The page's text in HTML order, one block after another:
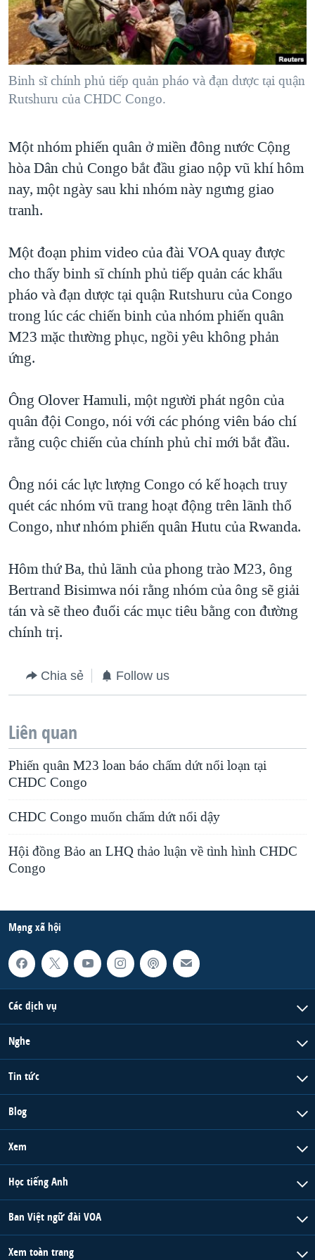
"Tìm"NGƯỜI VIỆT HẢI NGOẠI
ĐỜI SỐNG
KINH TẾ
VĂN HOÁ
THỂ THAO
GIÁO DỤC
TẠI
HÀNH TRÌNH BẦU CỬ 2024
MỘT NĂM CHIẾN TRANH TẠI DẢI GAZA
GIẢI MÃ VÀNH ĐAI & CON ĐƯỜNG
NGÀY TỊ NẠN THẾ GIỚI
GROUND ZERO – XƯA VÀ NAY
CÁC GIÁ TRỊ CỘNG HÒA Ở VIỆT NAM
TRỊNH VĨNH BÌNH VS. CHÍNH PHỦ VIỆT NAM
NGƯ DÂN VIỆT VÀ LÀN SÓNG TRỘM HẢI SÂM
BÊN KIA QUỐC LỘ: TIẾNG VỌNG TỪ NÔNG THÔN MỸ
QUAN HỆ VIỆT MỸ
VIDEO
NGHE
MẠNG XÃ HỘI
Ngôn ngữ khác
Binh sĩ chính phủ tiếp quản pháo và đạn dược tại quận
Rutshuru của CHDC Congo.
Một nhóm phiến quân ở miền đông nước Cộng
hòa Dân chủ Congo bắt đầu giao nộp vũ khí hôm
nay, một ngày sau khi nhóm này ngưng giao
tranh.
Một đoạn phim video của đài VOA quay được
cho thấy binh sĩ chính phủ tiếp quản các khẩu
pháo và đạn dược tại quận Rutshuru của Congo
trong lúc các chiến binh của nhóm phiến quân
M23 mặc thường phục, ngồi yêu không phản
ứng.
Ông Olover Hamuli, một người phát ngôn của
quân đội Congo, nói với các phóng viên báo chí
rằng cuộc chiến của chính phủ chỉ mới bắt đầu.
Ông nói các lực lượng Congo có kế hoạch truy
quét các nhóm vũ trang hoạt động trên lãnh thổ
Congo, như nhóm phiến quân Hutu của Rwanda.
Hôm thứ Ba, thủ lãnh của phong trào M23, ông
Bertrand Bisimwa nói rằng nhóm của ông sẽ giải
tán và sẽ theo đuổi các mục tiêu bằng con đường
chính trị.
Chia sẻ Follow us
Liên quan
Phiến quân M23 loan báo chấm dứt nổi loạn tại
CHDC Congo
CHDC Congo muốn chấm dứt nổi dậy
Hội đồng Bảo an LHQ thảo luận về tình hình CHDC
Congo
Mạng xã hội
Các dịch vụ
Nghe
Tin tức
Blog
Xem
Học tiếng Anh
Ban Việt ngữ đài VOA
Xem toàn trang